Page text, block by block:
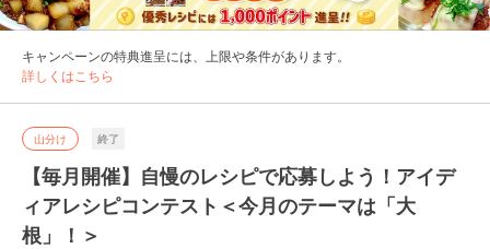
キャンペーンの特典進呈には、上限や条件があります。
詳しくはこちら
山分け 終了
【毎月開催】自慢のレシピで応募しよう！アイデ
ィアレシピコンテスト＜今月のテーマは「大
根」！＞